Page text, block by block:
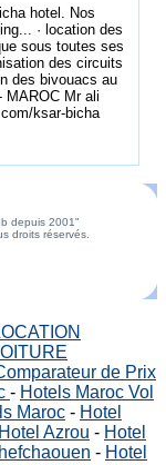
hotel. Nos
· location des
sous toutes ses
des circuits
des bivouacs au
MAROC Mr ali
ksar-bicha
depuis 2001"
droits réservés.
de Prix
- Hotels Maroc Vol
Maroc - Hotel
Hotel Azrou - Hotel
- Hotel